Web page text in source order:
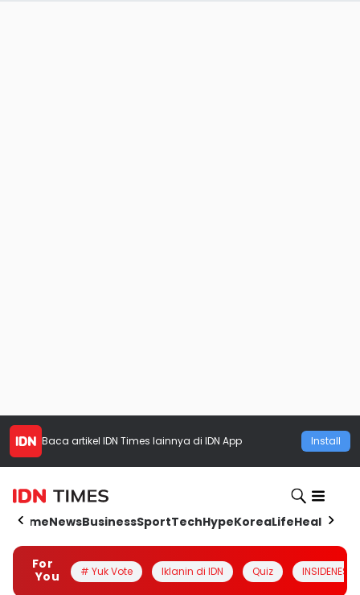
Baca artikel IDN Times lainnya di IDN App Install
HomeNewsBusinessSportTechHypeKoreaLifeHealth
For
You
# Yuk Vote Iklanin di IDN Quiz INSIDENESIA